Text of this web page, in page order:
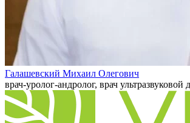
Галашевский Михаил Олегович
врач-уролог-андролог, врач ультразвуковой